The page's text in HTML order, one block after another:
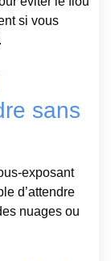
si vous
sans
exposant
d’attendre
nuages ou